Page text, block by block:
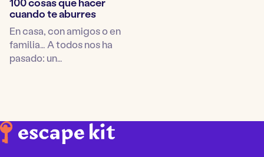
cuando te aburres
En casa, con amigos o en
familia… A todos nos ha
pasado: un…